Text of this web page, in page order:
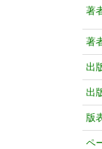
著
著
出
出
版
ペ